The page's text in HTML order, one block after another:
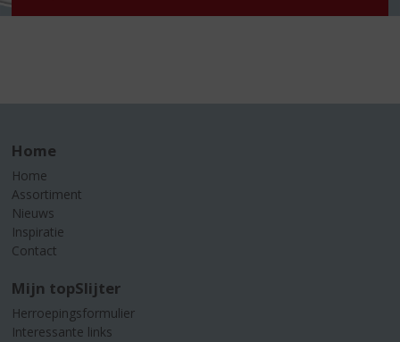
Home
Home
Assortiment
Nieuws
Inspiratie
Contact
Mijn topSlijter
Herroepingsformulier
Interessante links